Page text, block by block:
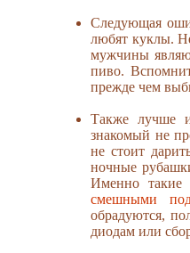
Следующая
любят куклы.
мужчины
пиво.
прежде чем
Также лучше
знакомый не
не стоит
ночные
Именно такие
смешными
обрадуются,
диодам или